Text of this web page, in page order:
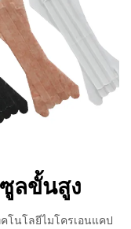
ลขั้นสูง
โนโลยีไมโครเอนแคป